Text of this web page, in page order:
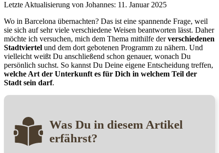
11. Januar 2025
Wo in Barcelona übernachten? Das ist eine spannende Frage, weil
sie sich auf sehr viele verschiedene Weisen beantworten lässt. Daher
möchte ich versuchen, mich dem Thema mithilfe derverschiedenen
Stadtviertel und dem dort gebotenen Programm zu nähern. Und
vielleicht weißt Du anschließend schon genauer, wonach Du
persönlich suchst. So kannst Du Deine eigene Entscheidung treffen,
welche Art der Unterkunft es für Dich in welchem Teil der
Stadt sein darf.
Was Du in diesem Artikel
erfährst?